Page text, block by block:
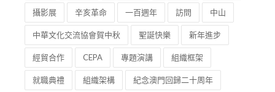
攝影展 辛亥革命 一百週年 訪問 中山
中華文化交流協會賀中秋 聖誕快樂 新年進步
經貿合作 CEPA 專題演講 組織框架
就職典禮 組織架構 紀念澳門回歸二十周年